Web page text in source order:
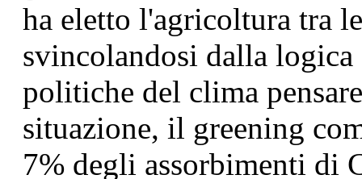
ha eletto l'agricoltura tra
svincolandosi dalla
politiche del clima
situazione, il greening
7% degli assorbimenti di